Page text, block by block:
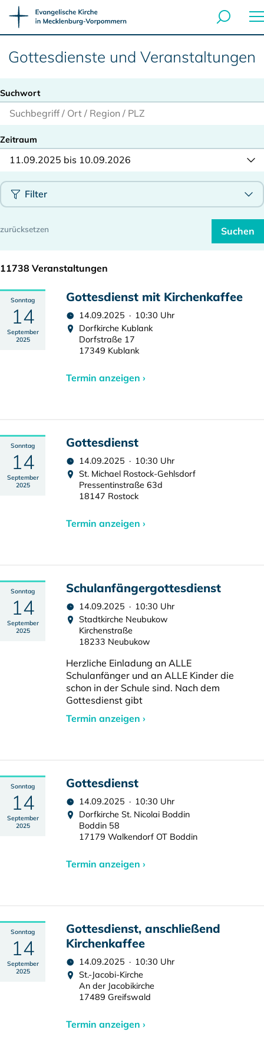
Gottesdienste und Veranstaltungen
Suchwort
Zeitraum
11.09.2025 bis 10.09.2026
Filter
11738 Veranstaltungen
Sonntag
14
September
2025
Gottesdienst mit Kirchenkaffee
14.09.2025 · 10:30 Uhr
Dorfkirche Kublank
Dorfstraße 17
17349 Kublank
Termin anzeigen ›
Sonntag
14
September
2025
Gottesdienst
14.09.2025 · 10:30 Uhr
St. Michael Rostock-Gehlsdorf
Pressentinstraße 63d
18147 Rostock
Termin anzeigen ›
Sonntag
14
September
2025
Schulanfängergottesdienst
14.09.2025 · 10:30 Uhr
Stadtkirche Neubukow
Kirchenstraße
18233 Neubukow
Herzliche Einladung an ALLE
Schulanfänger und an ALLE Kinder die
schon in der Schule sind. Nach dem
Gottesdienst gibt
Termin anzeigen ›
Sonntag
14
September
2025
Gottesdienst
14.09.2025 · 10:30 Uhr
Dorfkirche St. Nicolai Boddin
Boddin 58
17179 Walkendorf OT Boddin
Termin anzeigen ›
Sonntag
14
September
2025
Gottesdienst, anschließend
Kirchenkaffee
14.09.2025 · 10:30 Uhr
St.-Jacobi-Kirche
An der Jacobikirche
17489 Greifswald
Termin anzeigen ›